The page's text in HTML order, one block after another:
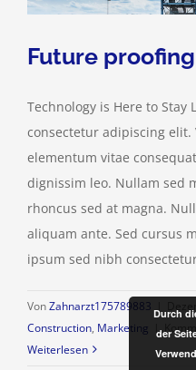
Future
Technology is Here to
consectetur adipiscing elit.
elementum vitae
dignissim leo. Nullam sed
rhoncus sed at magna.
aliquam ante. Sed cursus
ipsum sed nibh
VonZahnarzt175789883
Construction, Marketing
Weiterlesen
Durch
der